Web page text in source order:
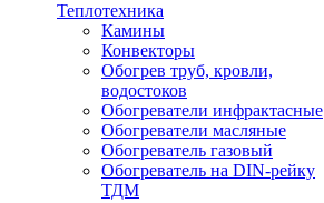
Теплотехника
Камины
Конвекторы
Обогрев труб, кровли,
водостоков
Обогреватели инфрактасные
Обогреватели масляные
Обогреватель газовый
Обогреватель на DIN-рейку
ТДМ